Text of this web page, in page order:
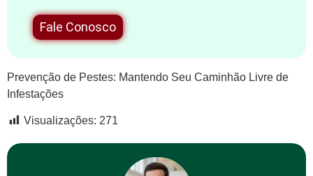
Fale Conosco
Prevenção de Pestes: Mantendo Seu Caminhão Livre de
Infestações
Visualizações: 271